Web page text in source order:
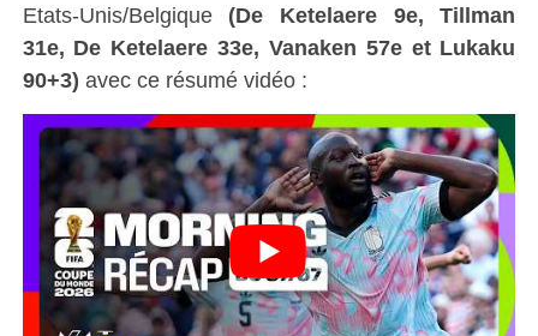
Etats-Unis/Belgique (De Ketelaere 9e, Tillman
31e, De Ketelaere 33e, Vanaken 57e et Lukaku
90+3) avec ce résumé vidéo :